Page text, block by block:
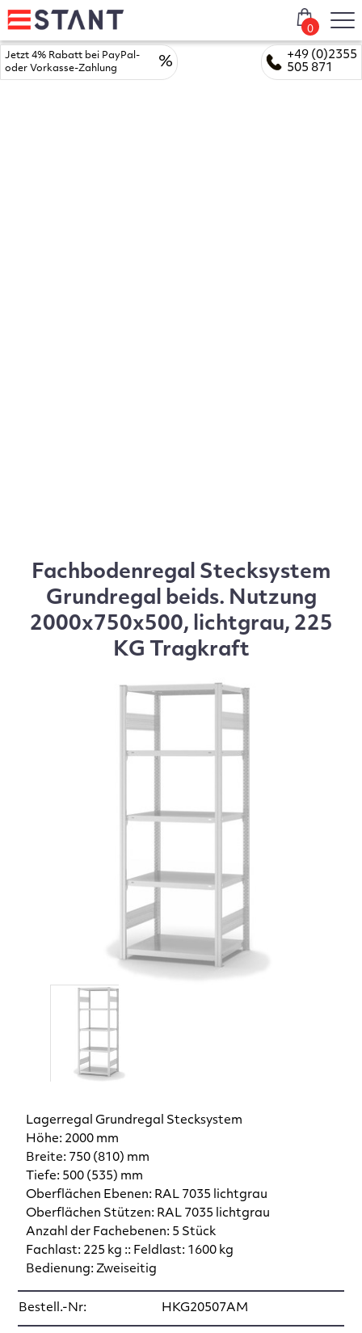
+49 (0)2355
505 871
Jetzt 4% Rabatt bei PayPal-
oder Vorkasse-Zahlung
%
0
Fachbodenregal Stecksystem
Grundregal beids. Nutzung
2000x750x500, lichtgrau, 225
KG Tragkraft
Lagerregal Grundregal Stecksystem
Höhe: 2000 mm
Breite: 750 (810) mm
Tiefe: 500 (535) mm
Oberflächen Ebenen: RAL 7035 lichtgrau
Oberflächen Stützen: RAL 7035 lichtgrau
Anzahl der Fachebenen: 5 Stück
Fachlast: 225 kg :: Feldlast: 1600 kg
Bedienung: Zweiseitig
Bestell.-Nr: HKG20507AM